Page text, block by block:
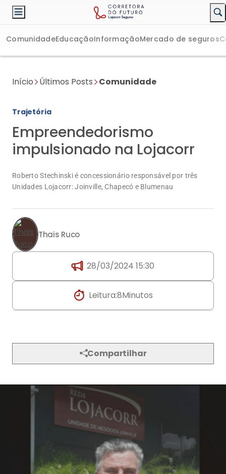
ComunidadeEducaçãoInformaçãoMercado de seguros
Início Últimos Posts Comunidade
Trajetória
Empreendedorismo
impulsionado na Lojacorr
Roberto Stechinski é concessionário responsável por três
Unidades Lojacorr: Joinville, Chapecó e Blumenau
Thais Ruco
28/03/2024 15:30
Leitura:8Minutos
Compartilhar